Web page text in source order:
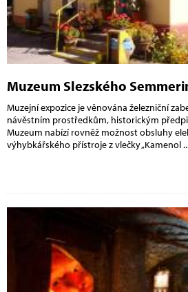
Muzeum Slezského
Muzejní expozice je věnována železniční
návěstním prostředkům, historickým
Muzeum nabízí rovněž možnost obsluhy
výhybkářského přístroje z vlečky „Kamenol